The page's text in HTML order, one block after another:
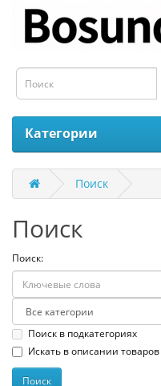
Категории
Поиск
Поиск
Поиск:
Поиск в подкатегориях
Искать в описании товаров